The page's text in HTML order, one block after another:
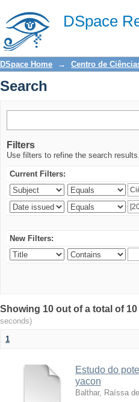
DSpace
Search
DSpace Home → Centro de
Search
Filters
Use filters to refine the search results.
Current Filters:
New Filters:
Showing 10 out of a total of
seconds)
1
Estudo do
yacon
Balthar, Raíssa